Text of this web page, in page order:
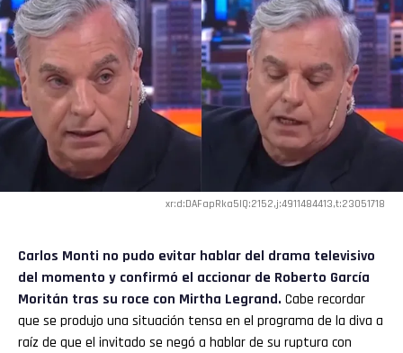
xr:d:DAFapRka5IQ:2152,j:4911484413,t:23051718
Carlos Monti no pudo evitar hablar del drama televisivo
del momento y confirmó el accionar de Roberto García
Moritán tras su roce con Mirtha Legrand. Cabe recordar
que se produjo una situación tensa en el programa de la diva a
raíz de que el invitado se negó a hablar de su ruptura con